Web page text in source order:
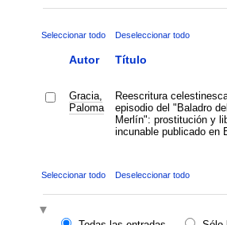
Seleccionar todo Deseleccionar todo
Autor Título
Gracia,
Paloma
Reescritura
episodio del "Baladro
Merlín": prostitución y
incunable publicado en
Seleccionar todo Deseleccionar todo